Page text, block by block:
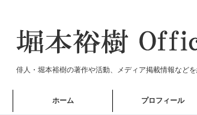
俳人・堀本裕樹の著作や活動、メディア掲載情報などを
ホーム プロフィール